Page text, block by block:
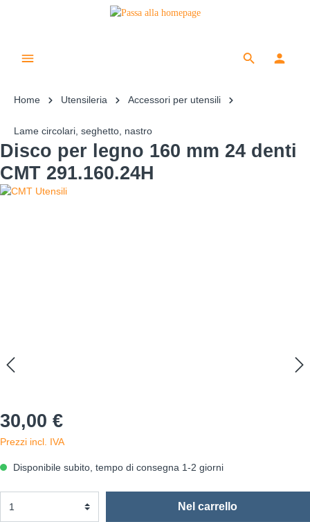
Home Utensileria Accessori per utensili
Lame circolari, seghetto, nastro
Disco per legno 160 mm 24 denti
CMT 291.160.24H
30,00 €
Prezzi incl. IVA
Disponibile subito, tempo di consegna 1-2 giorni
Nel carrello